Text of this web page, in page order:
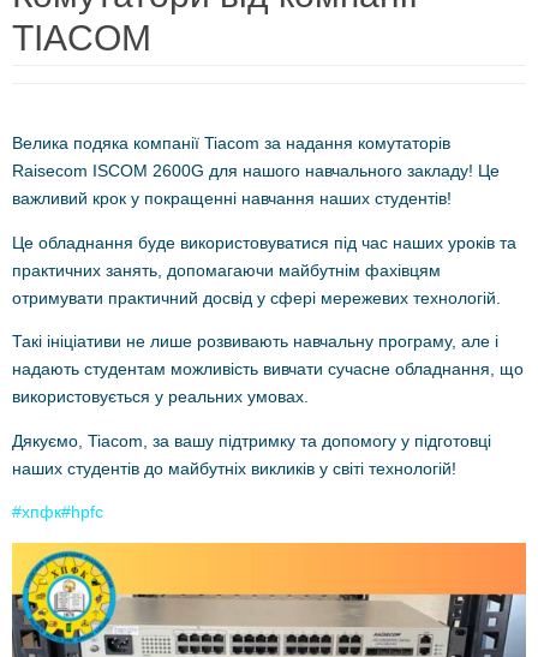
TIACOM
Велика подяка компанії Tiacom за надання комутаторів
Raisecom ISCOM 2600G для нашого навчального закладу! Це
важливий крок у покращенні навчання наших студентів!
Це обладнання буде використовуватися під час наших уроків та
практичних занять, допомагаючи майбутнім фахівцям
отримувати практичний досвід у сфері мережевих технологій.
Такі ініціативи не лише розвивають навчальну програму, але і
надають студентам можливість вивчати сучасне обладнання, що
використовується у реальних умовах.
Дякуємо, Tiacom, за вашу підтримку та допомогу у підготовці
наших студентів до майбутніх викликів у світі технологій!
#хпфк#hpfc